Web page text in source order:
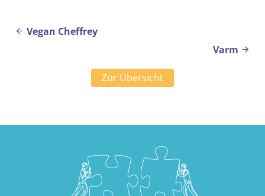
Beitragsnavigation
Vegan Cheffrey
Varm
Zur Übersicht